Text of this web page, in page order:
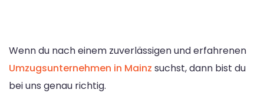
Wenn du nach einem zuverlässigen und erfahrenen
Umzugsunternehmen in Mainz suchst, dann bist du
bei uns genau richtig.